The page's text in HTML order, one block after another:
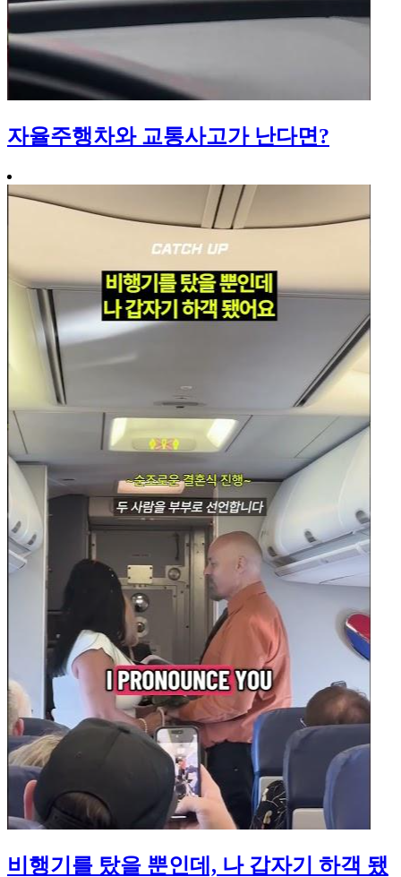
자율주행차와 교통사고가 난다면?
비행기를 탔을 뿐인데, 나 갑자기 하객 됐